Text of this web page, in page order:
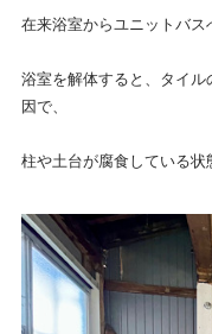
在来浴室からユニットバス
浴室を解体すると、タイ
因で、
柱や土台が腐食している状